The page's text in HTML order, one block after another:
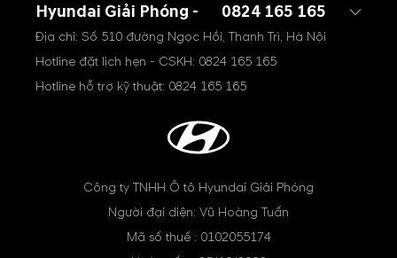
Hyundai Giải Phóng -
0824 165 165
Địa chỉ: Số 510 đường Ngọc Hồi, Thanh Trì, Hà Nội
Hotline đặt lịch hẹn - CSKH: 0824 165 165
Hotline hỗ trợ kỹ thuật: 0824 165 165
Công ty TNHH Ô tô Hyundai Giải Phóng
Người đại diện: Vũ Hoàng Tuấn
Mã số thuế : 0102055174